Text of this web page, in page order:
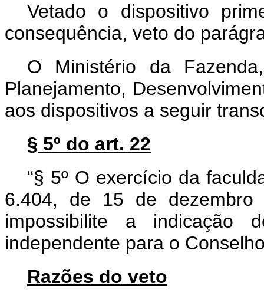
Vetado o dispositivo
consequência, veto do
O Ministério da
Planejamento,
aos dispositivos a seguir
§ 5º do art. 22
“§ 5º O exercício da
6.404, de 15 de dezembro
impossibilite a indicação
independente para o
Razões do veto